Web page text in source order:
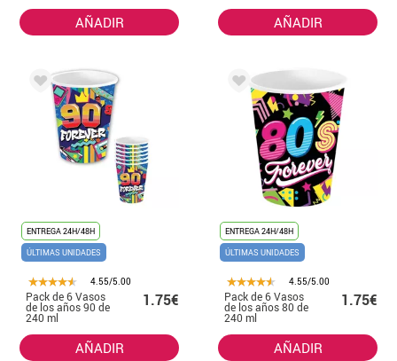
AÑADIR AÑADIR
ENTREGA 24H/48H
ÚLTIMAS UNIDADES
4.55/5.00
Pack de 6 Vasos
de los años 90 de
240 ml
1.75€
AÑADIR
ENTREGA 24H/48H
ÚLTIMAS UNIDADES
4.55/5.00
Pack de 6 Vasos
de los años 80 de
240 ml
1.75€
AÑADIR